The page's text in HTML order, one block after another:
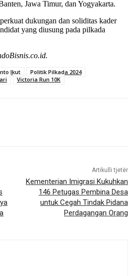
Jawa Timur, dan Yogyakarta.
dukungan dan soliditas kader
yang diusung pada pilkada
Ikut
Politik Pilkada 2024
Victoria Run 10K
Artikulli tjetër
Kementerian Imigrasi Kukuhkan
146 Petugas Pembina Desa
untuk Cegah Tindak Pidana
Perdagangan Orang